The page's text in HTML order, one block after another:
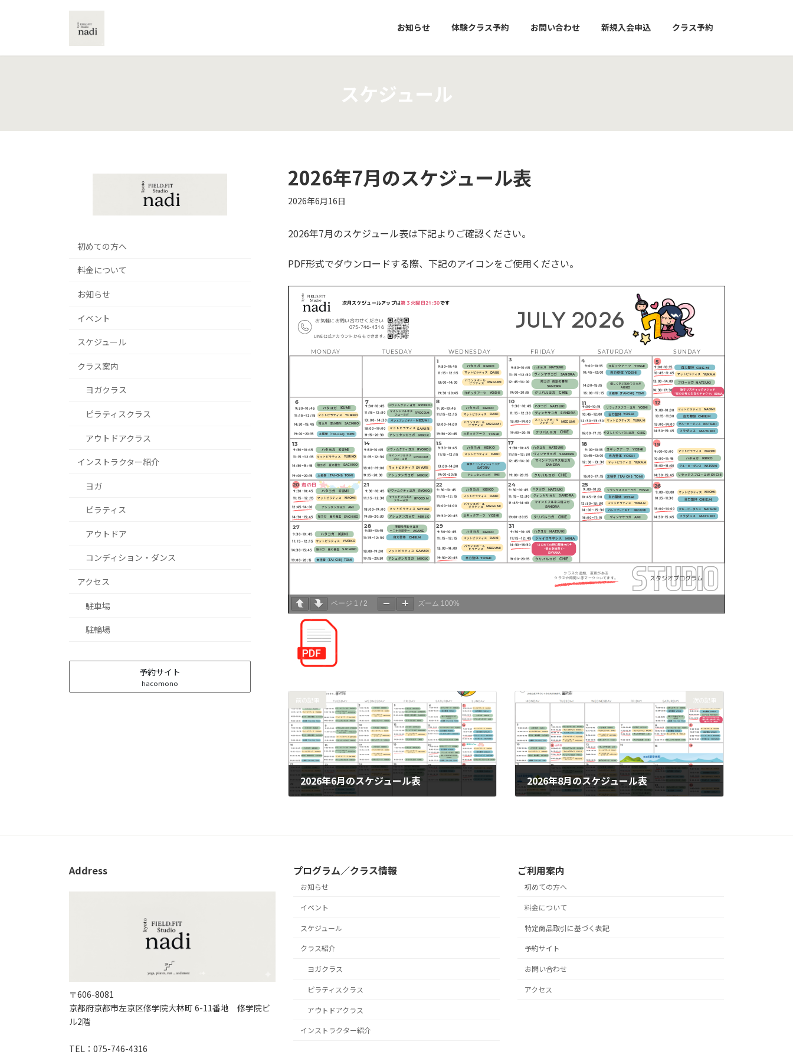
プ
動
お知らせ 体験クラス予約 お問い合わせ 新規入会申込 クラス予約
スケジュール
2026年7月のスケジュール表
2026年6月16日
2026年7月のスケジュール表は下記よりご確認ください。
PDF形式でダウンロードする際、下記のアイコンをご使用ください。
ページ 1 / 2 ズーム 100%
前の記事
2026年6月のスケジュール表
次の記事
2026年8月のスケジュール表
初めての方へ
料金について
お知らせ
イベント
スケジュール
クラス案内
ヨガクラス
ピラティスクラス
アウトドアクラス
インストラクター紹介
ヨガ
ピラティス
アウトドア
コンディション・ダンス
アクセス
駐車場
駐輪場
予約サイト
hacomono
Address
〒606-8081
京都府京都市左京区修学院大林町 6-11番地 修学院ビ
ル2階
TEL：075-746-4316
プログラム／クラス情報
お知らせ
イベント
スケジュール
クラス紹介
ヨガクラス
ピラティスクラス
アウトドアクラス
インストラクター紹介
ご利用案内
初めての方へ
料金について
特定商品取引に基づく表記
予約サイト
お問い合わせ
アクセス